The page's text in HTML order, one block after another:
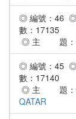
◎ 編號：46 ◎
數：17135
◎ 主 題：
◎ 編號：45 ◎
數：17140
◎ 主 題：
QATAR